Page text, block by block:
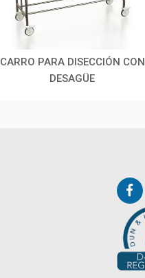
CARRO PARA DISECCIÓN CON
DESAGÜE